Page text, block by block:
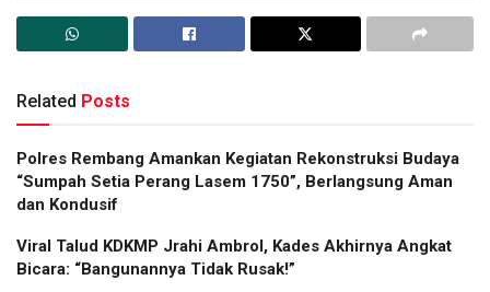
Related Posts
Polres Rembang Amankan Kegiatan Rekonstruksi Budaya
“Sumpah Setia Perang Lasem 1750”, Berlangsung Aman
dan Kondusif
Viral Talud KDKMP Jrahi Ambrol, Kades Akhirnya Angkat
Bicara: “Bangunannya Tidak Rusak!”